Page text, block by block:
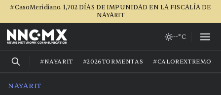
#CasoMeridiano. 1,702 DÍAS DE IMPUNIDAD EN LA FISCALÍA DE
NAYARIT
--°C
#NAYARIT #2026TORMENTAS #CALOREXTREMO
NAYARIT